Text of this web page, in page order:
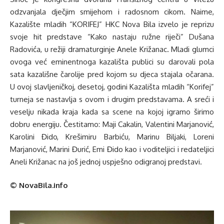
odzvanjala dječjim smijehom i radosnom cikom. Naime,
Kazalište mladih “KORIFEJ” HKC Nova Bila izvelo je reprizu
svoje hit predstave “Kako nastaju ružne riječi” Dušana
Radovića, u režiji dramaturginje Anele Križanac. Mladi glumci
ovoga već eminentnoga kazališta publici su darovali pola
sata kazališne čarolije pred kojom su djeca stajala očarana.
U ovoj slavljeničkoj, desetoj, godini Kazališta mladih “Korifej”
turneja se nastavlja s ovom i drugim predstavama. A sreći i
veselju nikada kraja kada sa scene na kojoj igramo širimo
dobru energiju. Čestitamo: Maji Cakalin, Valentini Marjanović,
Karolini Đido, Krešimiru Barbiću, Marinu Biljaki, Loreni
Marjanović, Marini Đurić, Emi Đido kao i voditeljici i redateljici
Aneli Križanac na još jednoj uspješno odigranoj predstavi.
© NovaBila.info